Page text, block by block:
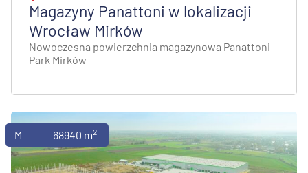
Magazyny Panattoni w lokalizacji
Wrocław Mirków
Nowoczesna powierzchnia magazynowa Panattoni
Park Mirków
Magazyny68940 m2